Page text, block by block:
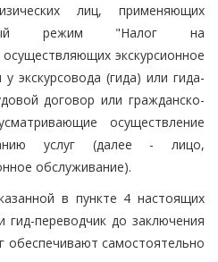
лиц, применяющих
режим "Налог на
экскурсионное
экскурсовода (гида) или гида-
договор или гражданско-
осуществление
услуг (далее - лицо,
обслуживание).
в пункте 4 настоящих
гид-переводчик до заключения
обеспечивают самостоятельно